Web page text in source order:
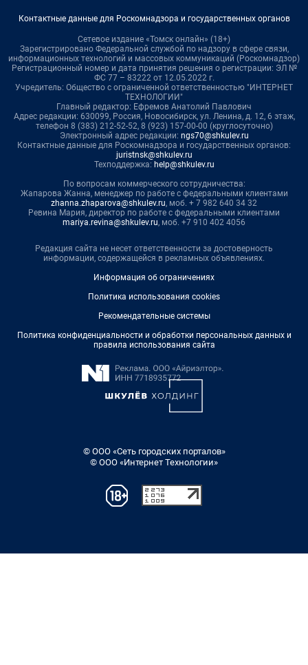
Контактные данные для Роскомнадзора и государственных органов
Сетевое издание «Томск онлайн» (18+)
Зарегистрировано Федеральной службой по надзору в сфере связи,
информационных технологий и массовых коммуникаций (Роскомнадзор)
Регистрационный номер и дата принятия решения о регистрации: ЭЛ №
ФС 77 – 83222 от 12.05.2022 г.
Учредитель: Общество с ограниченной ответственностью "ИНТЕРНЕТ
ТЕХНОЛОГИИ"
Главный редактор: Ефремов Анатолий Павлович
Адрес редакции: 630099, Россия, Новосибирск, ул. Ленина, д. 12, 6 этаж,
телефон 8 (383) 212-52-52, 8 (923) 157-00-00 (круглосуточно)
Электронный адрес редакции: ngs70@shkulev.ru
Контактные данные для Роскомнадзора и государственных органов:
juristnsk@shkulev.ru
Техподдержка: help@shkulev.ru
По вопросам коммерческого сотрудничества:
Жапарова Жанна, менеджер по работе с федеральными клиентами
zhanna.zhaparova@shkulev.ru, моб. + 7 982 640 34 32
Ревина Мария, директор по работе с федеральными клиентами
mariya.revina@shkulev.ru, моб. +7 910 402 4056
Редакция сайта не несет ответственности за достоверность
информации, содержащейся в рекламных объявлениях.
Информация об ограничениях
Политика использования cookies
Рекомендательные системы
Политика конфиденциальности и обработки персональных данных и
правила использования сайта
© ООО «Сеть городских порталов»
© ООО «Интернет Технологии»